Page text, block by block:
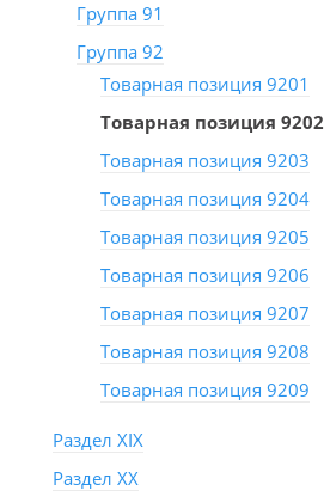
Группа 91
Группа 92
Товарная позиция 9201
Товарная позиция 9202
Товарная позиция 9203
Товарная позиция 9204
Товарная позиция 9205
Товарная позиция 9206
Товарная позиция 9207
Товарная позиция 9208
Товарная позиция 9209
Раздел XIX
Раздел XX